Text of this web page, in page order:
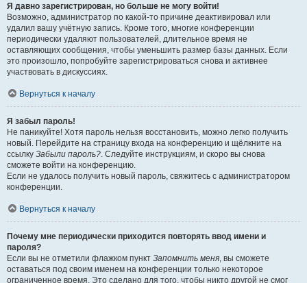
Я давно зарегистрирован, но больше не могу войти!
Возможно, администратор по какой-то причине деактивировал или
удалил вашу учётную запись. Кроме того, многие конференции
периодически удаляют пользователей, длительное время не
оставляющих сообщения, чтобы уменьшить размер базы данных. Если
это произошло, попробуйте зарегистрироваться снова и активнее
участвовать в дискуссиях.
Вернуться к началу
Я забыл пароль!
Не паникуйте! Хотя пароль нельзя восстановить, можно легко получить
новый. Перейдите на страницу входа на конференцию и щёлкните на
ссылку Забыли пароль?. Следуйте инструкциям, и скоро вы снова
сможете войти на конференцию.
Если не удалось получить новый пароль, свяжитесь с администратором
конференции.
Вернуться к началу
Почему мне периодически приходится повторять ввод имени и
пароля?
Если вы не отметили флажком пункт Запомнить меня, вы сможете
оставаться под своим именем на конференции только некоторое
ограниченное время. Это сделано для того, чтобы никто другой не смог